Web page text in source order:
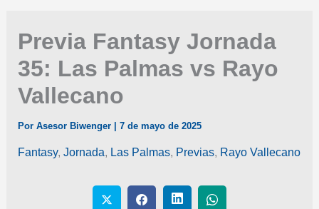
Previa Fantasy Jornada
35: Las Palmas vs Rayo
Vallecano
Por Asesor Biwenger 7 de mayo de 2025
Fantasy, Jornada, Las Palmas, Previas, Rayo Vallecano